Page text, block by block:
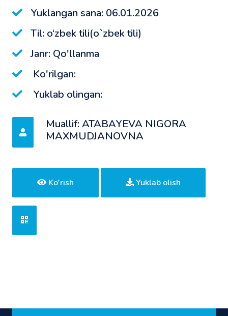
Yuklangan sana: 06.01.2026
Til: o‘zbek tili(o`zbek tili)
Janr: Qo'llanma
Ko'rilgan:
Yuklab olingan:
Muallif: ATABAYEVA NIGORA
MAXMUDJANOVNA
Ko'rish Yuklab olish